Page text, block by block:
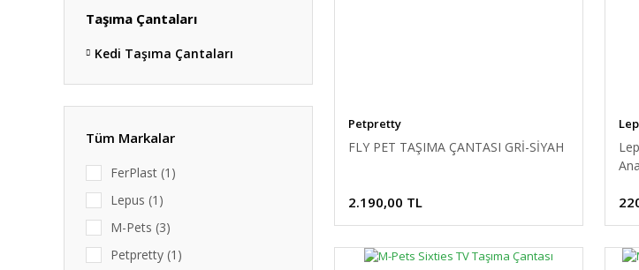
Taşıma Çantaları
Kedi Taşıma Çantaları
Tüm Markalar
FerPlast (1)
Lepus (1)
M-Pets (3)
Petpretty (1)
Petpretty
FLY PET TAŞIMA ÇANTASI GRİ-SİYAH
2.190,00 TL